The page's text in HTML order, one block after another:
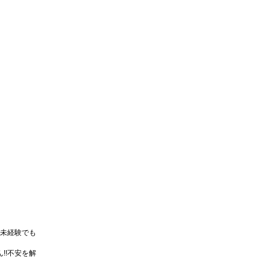
経験でも
!!不安を解